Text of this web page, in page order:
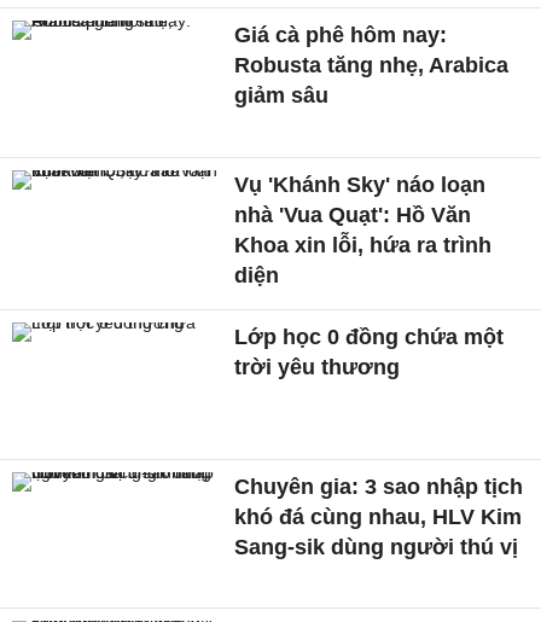
Giá cà phê hôm nay:
Robusta tăng nhẹ, Arabica
giảm sâu
Vụ 'Khánh Sky' náo loạn
nhà 'Vua Quạt': Hồ Văn
Khoa xin lỗi, hứa ra trình
diện
Lớp học 0 đồng chứa một
trời yêu thương
Chuyên gia: 3 sao nhập tịch
khó đá cùng nhau, HLV Kim
Sang-sik dùng người thú vị